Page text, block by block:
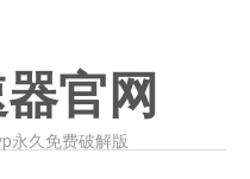
官网
永久免费破解版